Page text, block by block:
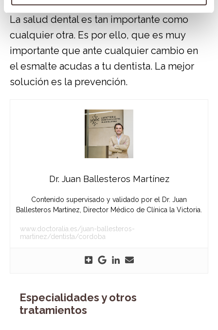
La salud dental es tan importante como
cualquier otra. Es por ello, que es muy
importante que ante cualquier cambio en
el esmalte acudas a tu dentista. La mejor
solución es la prevención.
Dr. Juan Ballesteros Martínez
Contenido supervisado y validado por el Dr. Juan
Ballesteros Martínez, Director Médico de Clínica la Victoria.
www.doctoralia.es/juan-ballesteros-
martinez/dentista/cordoba
Especialidades y otros
tratamientos